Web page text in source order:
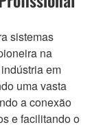
sistemas
na
em
uma vasta
a conexão
e facilitando o